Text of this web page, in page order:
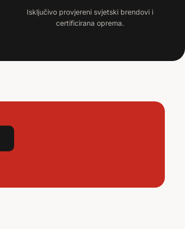
Isključivo provjereni svjetski brendovi i
certificirana oprema.